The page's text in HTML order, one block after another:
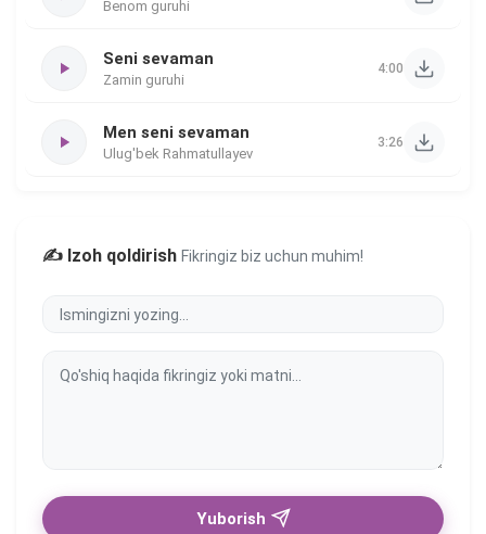
Benom guruhi
Seni sevaman
Zamin guruhi
4:00
Men seni sevaman
Ulug'bek Rahmatullayev
3:26
✍️ Izoh qoldirish Fikringiz biz uchun muhim!
Yuborish